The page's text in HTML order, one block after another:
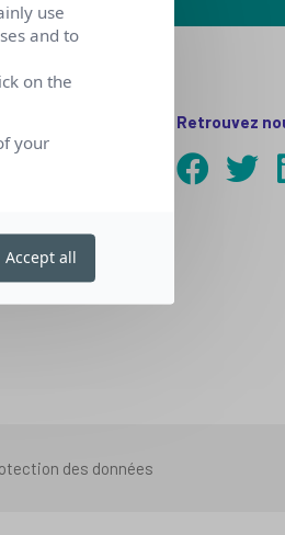
Retrouvez
des données
use
and to
on the
your
Accept all